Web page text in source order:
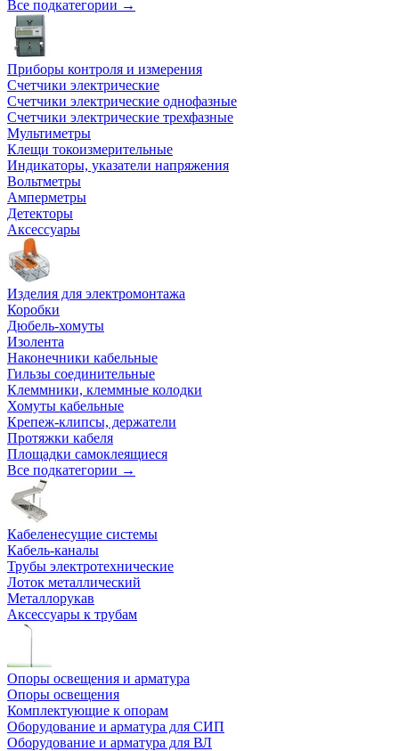
Все подкатегории →
Приборы контроля и измерения
Счетчики электрические
Счетчики электрические однофазные
Счетчики электрические трехфазные
Мультиметры
Клещи токоизмерительные
Индикаторы, указатели напряжения
Вольтметры
Амперметры
Детекторы
Аксессуары
Изделия для электромонтажа
Коробки
Дюбель-хомуты
Изолента
Наконечники кабельные
Гильзы соединительные
Клеммники, клеммные колодки
Хомуты кабельные
Крепеж-клипсы, держатели
Протяжки кабеля
Площадки самоклеящиеся
Все подкатегории →
Кабеленесущие системы
Кабель-каналы
Трубы электротехнические
Лоток металлический
Металлорукав
Аксессуары к трубам
Опоры освещения и арматура
Опоры освещения
Комплектующие к опорам
Оборудование и арматура для СИП
Оборудование и арматура для ВЛ